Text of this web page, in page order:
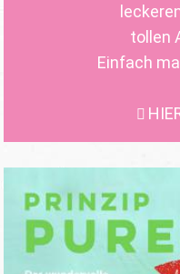
tollen
Einfach